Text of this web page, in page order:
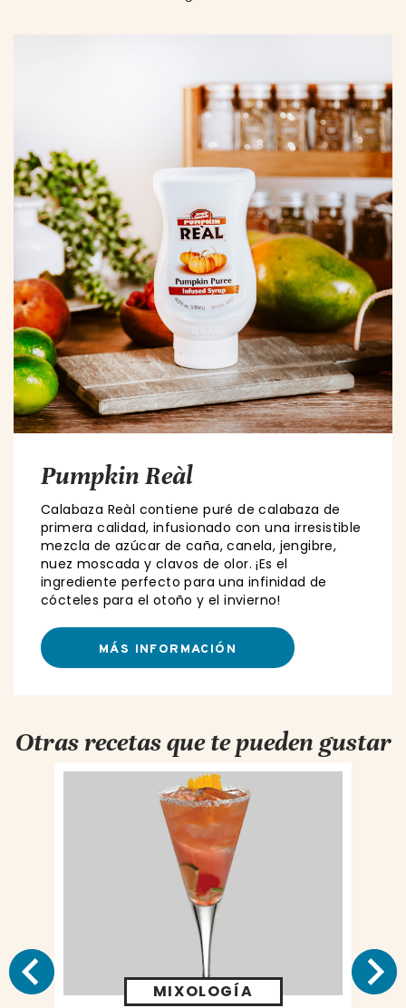
Pumpkin Reàl
Calabaza Reàl contiene puré de calabaza de
primera calidad, infusionado con una irresistible
mezcla de azúcar de caña, canela, jengibre,
nuez moscada y clavos de olor. ¡Es el
ingrediente perfecto para una infinidad de
cócteles para el otoño y el invierno!
MÁS INFORMACIÓN
Otras recetas que te pueden gustar
MIXOLOGÍA